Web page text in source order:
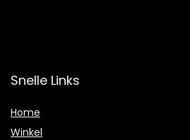
Snelle Links
Home
Winkel